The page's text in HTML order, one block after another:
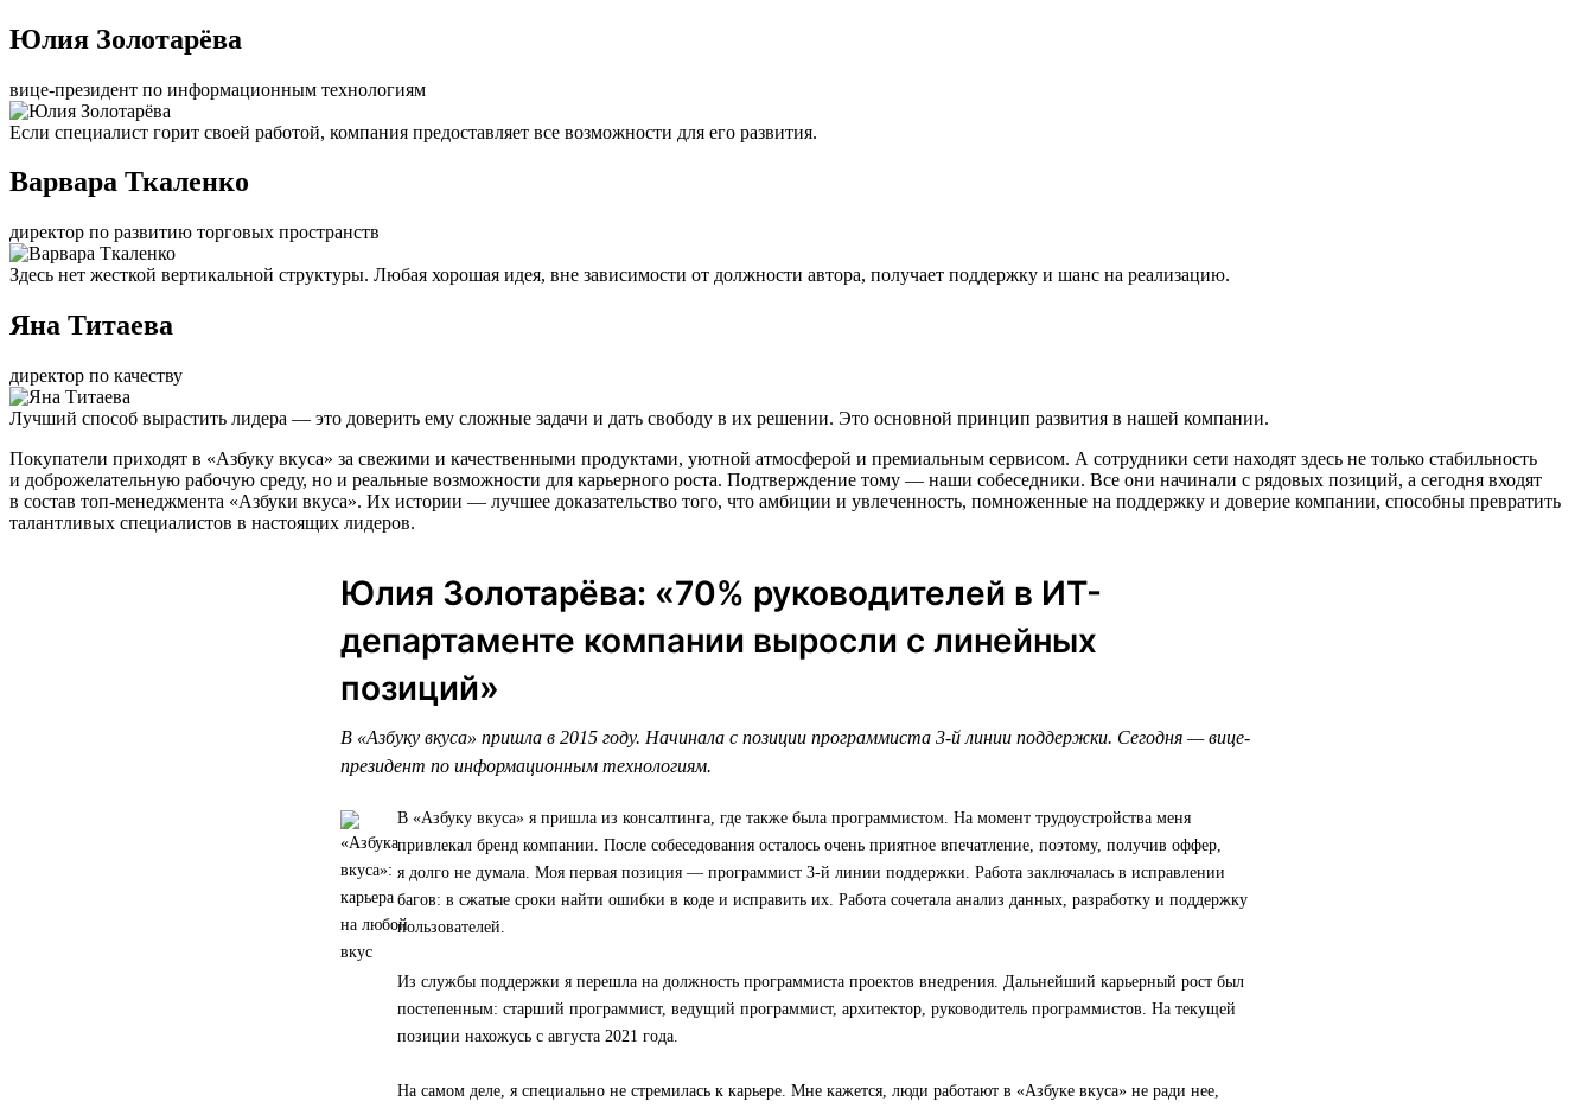
Юлия Золотарёва
вице-президент по информационным технологиям
Если специалист горит своей работой, компания предоставляет все возможности для его развития.
Варвара Ткаленко
директор по развитию торговых пространств
Здесь нет жесткой вертикальной структуры. Любая хорошая идея, вне зависимости от должности автора, получает поддержку и шанс на реализацию.
Яна Титаева
директор по качеству
Лучший способ вырастить лидера — это доверить ему сложные задачи и дать свободу в их решении. Это основной принцип развития в нашей компании.
Покупатели приходят в «Азбуку вкуса» за свежими и качественными продуктами, уютной атмосферой и премиальным сервисом. А сотрудники сети находят здесь не только стабильность
и доброжелательную рабочую среду, но и реальные возможности для карьерного роста. Подтверждение тому — наши собеседники. Все они начинали с рядовых позиций, а сегодня входят
в состав топ-менеджмента «Азбуки вкуса». Их истории — лучшее доказательство того, что амбиции и увлеченность, помноженные на поддержку и доверие компании, способны превратить
талантливых специалистов в настоящих лидеров.
Юлия Золотарёва: «70% руководителей в ИТ-
департаменте компании выросли с линейных
позиций»
В «Азбуку вкуса» пришла в 2015 году. Начинала с позиции программиста 3-й линии поддержки. Сегодня — вице-
президент по информационным технологиям.
В «Азбуку вкуса» я пришла из консалтинга, где также была программистом. На момент трудоустройства меня
привлекал бренд компании. После собеседования осталось очень приятное впечатление, поэтому, получив оффер,
я долго не думала. Моя первая позиция — программист 3-й линии поддержки. Работа заключалась в исправлении
багов: в сжатые сроки найти ошибки в коде и исправить их. Работа сочетала анализ данных, разработку и поддержку
пользователей.
Из службы поддержки я перешла на должность программиста проектов внедрения. Дальнейший карьерный рост был
постепенным: старший программист, ведущий программист, архитектор, руководитель программистов. На текущей
позиции нахожусь с августа 2021 года.
На самом деле, я специально не стремилась к карьере. Мне кажется, люди работают в «Азбуке вкуса» не ради нее,